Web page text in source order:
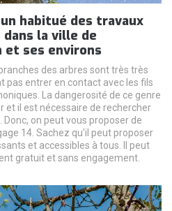
habitué des travaux
la ville de
et ses environs
des arbres sont très très
pas entrer en contact avec les fils
La dangerosité de ce genre
et il est nécessaire de rechercher
on peut vous proposer de
14. Sachez qu'il peut proposer
et accessibles à tous. Il peut
gratuit et sans engagement.